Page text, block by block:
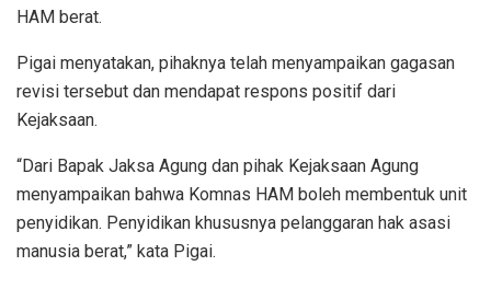
HAM berat.
Pigai menyatakan, pihaknya telah menyampaikan gagasan
revisi tersebut dan mendapat respons positif dari
Kejaksaan.
“Dari Bapak Jaksa Agung dan pihak Kejaksaan Agung
menyampaikan bahwa Komnas HAM boleh membentuk unit
penyidikan. Penyidikan khususnya pelanggaran hak asasi
manusia berat,” kata Pigai.